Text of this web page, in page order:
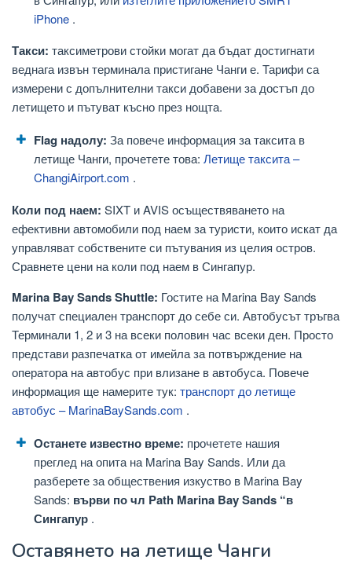
iPhone .
Такси: таксиметрови стойки могат да бъдат достигнати
веднага извън терминала пристигане Чанги е. Тарифи са
измерени с допълнителни такси добавени за достъп до
летището и пътуват късно през нощта.
Flag надолу: За повече информация за таксита в
летище Чанги, прочетете това: Летище таксита –
ChangiAirport.com .
Коли под наем: SIXT и AVIS осъществяването на
ефективни автомобили под наем за туристи, които искат да
управляват собствените си пътувания из целия остров.
Сравнете цени на коли под наем в Сингапур.
Marina Bay Sands Shuttle: Гостите на Marina Bay Sands
получат специален транспорт до себе си. Автобусът тръгва
Терминали 1, 2 и 3 на всеки половин час всеки ден. Просто
представи разпечатка от имейла за потвърждение на
оператора на автобус при влизане в автобуса. Повече
информация ще намерите тук: транспорт до летище
автобус – MarinaBaySands.com .
Останете известно време: прочетете нашия
преглед на опита на Marina Bay Sands. Или да
разберете за обществения изкуство в Marina Bay
Sands: върви по чл Path Marina Bay Sands “в
Сингапур .
Оставянето на летище Чанги